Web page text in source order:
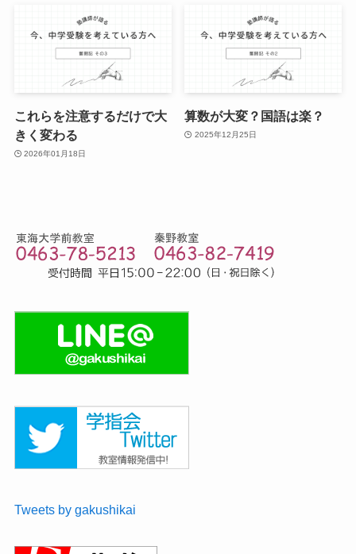
これらを注意するだけで大
きく変わる
2026年01月18日
算数が大変？国語は楽？
2025年12月25日
Tweets by gakushikai